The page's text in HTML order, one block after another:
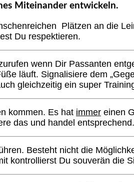
Miteinander entwickeln.
Plätzen an die
Du respektieren.
wenn Dir Passanten
läuft. Signalisiere dem
gleichzeitig ein super
kommen. Es hat immer einen
das und handel entsprechend.
Besteht nicht die
kontrollierst Du souverän die